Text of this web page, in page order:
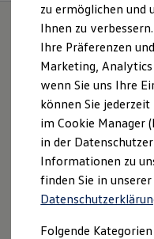
Modelle und
Konfigurator
Modelle
Konfiguration
Autosuche
Elektroautos
ENERGY
Nutzfahrzeuge
SUV und CUV
Familienautos
Kombis
Kompaktwagen
Sportwagen
Schnell verfügbare
Angebote und
Aktuelle
im
Park Assist
Park Assist
Memory-
zu ermöglichen und
Ihnen zu
Ihre Präferenzen
Marketing,
wenn Sie uns Ihre
können Sie
im Cookie Manager
in der
Informationen zu
finden Sie in
Folgende